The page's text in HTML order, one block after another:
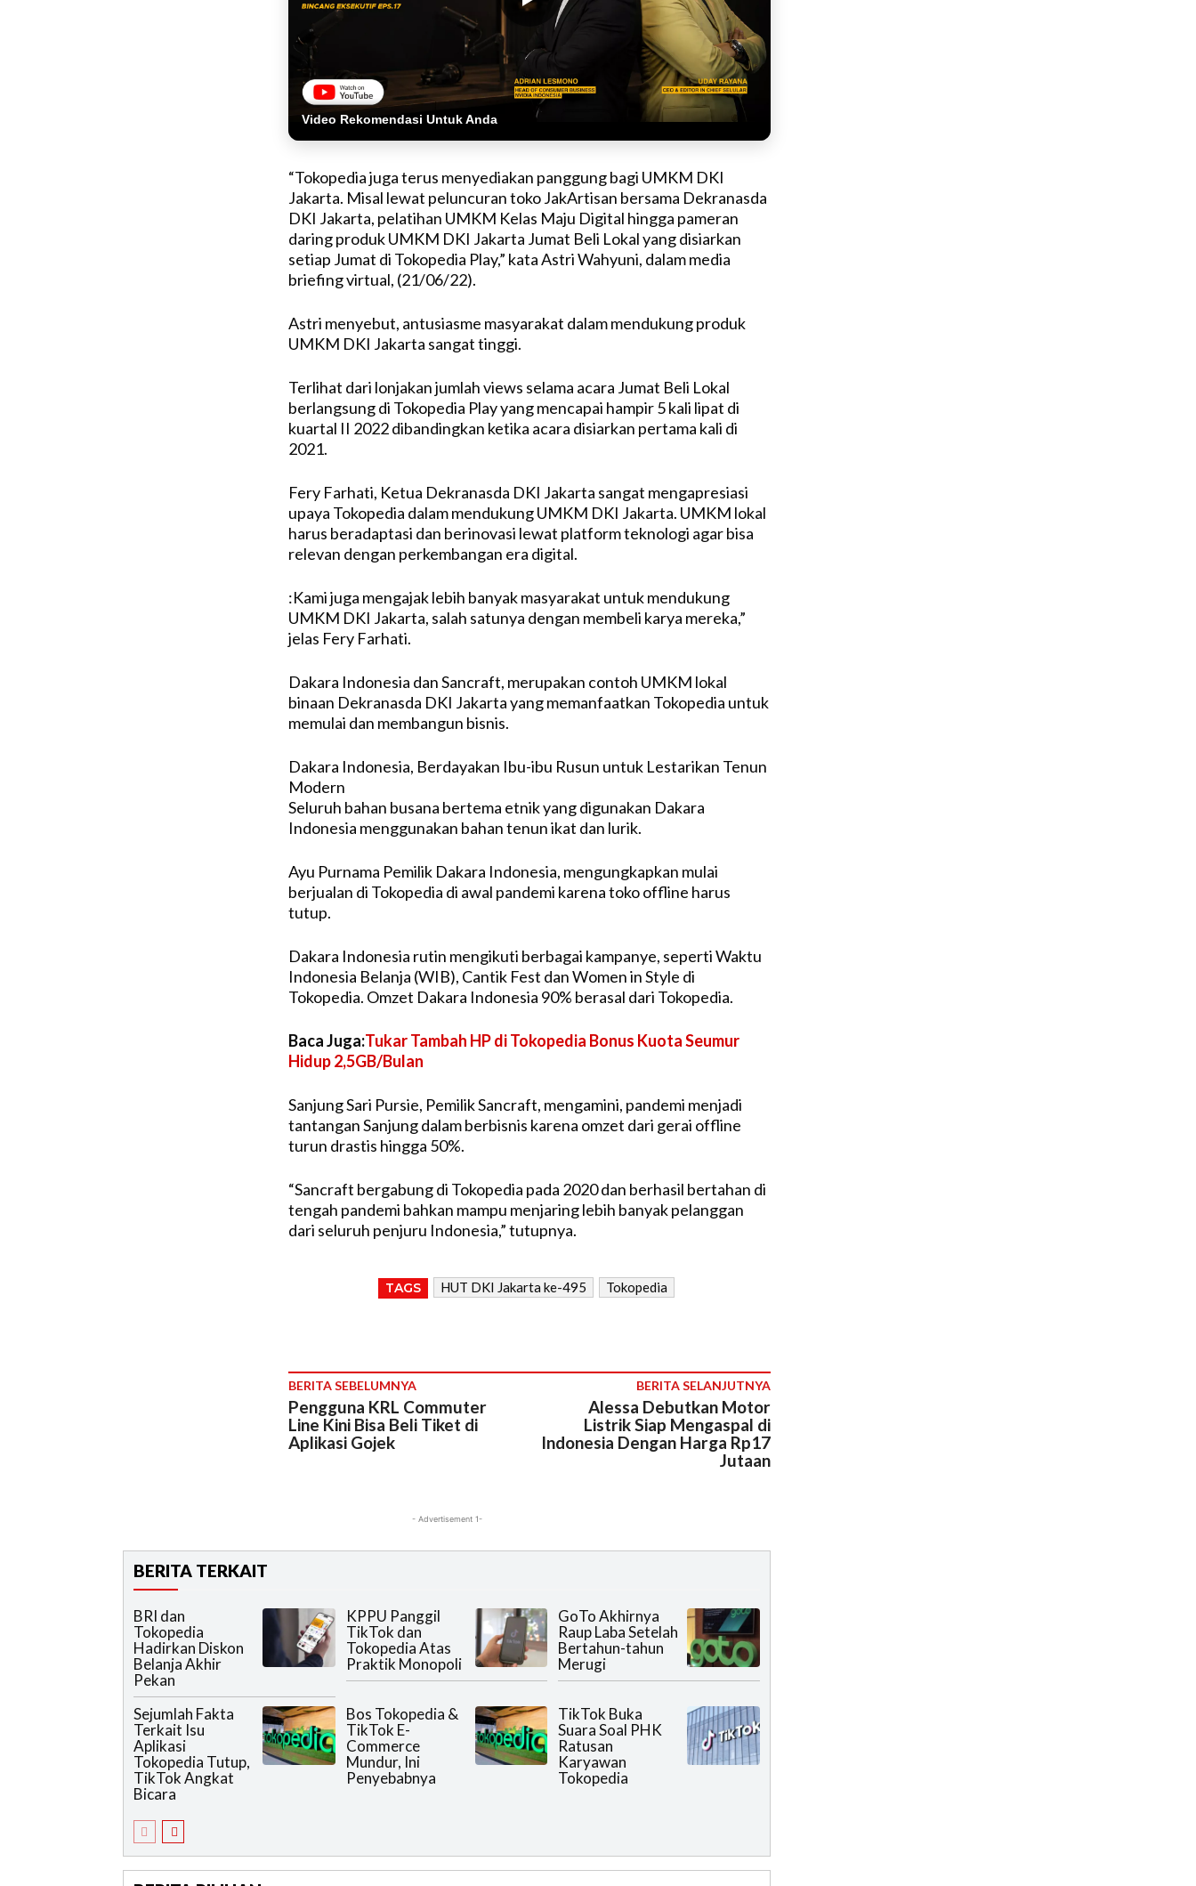
Video Rekomendasi Untuk Anda
“Tokopedia juga terus menyediakan panggung bagi UMKM DKI
Jakarta. Misal lewat peluncuran toko JakArtisan bersama Dekranasda
DKI Jakarta, pelatihan UMKM Kelas Maju Digital hingga pameran
daring produk UMKM DKI Jakarta Jumat Beli Lokal yang disiarkan
setiap Jumat di Tokopedia Play,” kata Astri Wahyuni, dalam media
briefing virtual, (21/06/22).
Astri menyebut, antusiasme masyarakat dalam mendukung produk
UMKM DKI Jakarta sangat tinggi.
Terlihat dari lonjakan jumlah views selama acara Jumat Beli Lokal
berlangsung di Tokopedia Play yang mencapai hampir 5 kali lipat di
kuartal II 2022 dibandingkan ketika acara disiarkan pertama kali di
2021.
Fery Farhati, Ketua Dekranasda DKI Jakarta sangat mengapresiasi
upaya Tokopedia dalam mendukung UMKM DKI Jakarta. UMKM lokal
harus beradaptasi dan berinovasi lewat platform teknologi agar bisa
relevan dengan perkembangan era digital.
:Kami juga mengajak lebih banyak masyarakat untuk mendukung
UMKM DKI Jakarta, salah satunya dengan membeli karya mereka,”
jelas Fery Farhati.
Dakara Indonesia dan Sancraft, merupakan contoh UMKM lokal
binaan Dekranasda DKI Jakarta yang memanfaatkan Tokopedia untuk
memulai dan membangun bisnis.
Dakara Indonesia, Berdayakan Ibu-ibu Rusun untuk Lestarikan Tenun
Modern
Seluruh bahan busana bertema etnik yang digunakan Dakara
Indonesia menggunakan bahan tenun ikat dan lurik.
Ayu Purnama Pemilik Dakara Indonesia, mengungkapkan mulai
berjualan di Tokopedia di awal pandemi karena toko offline harus
tutup.
Dakara Indonesia rutin mengikuti berbagai kampanye, seperti Waktu
Indonesia Belanja (WIB), Cantik Fest dan Women in Style di
Tokopedia. Omzet Dakara Indonesia 90% berasal dari Tokopedia.
Baca Juga:Tukar Tambah HP di Tokopedia Bonus Kuota Seumur
Hidup 2,5GB/Bulan
Sanjung Sari Pursie, Pemilik Sancraft, mengamini, pandemi menjadi
tantangan Sanjung dalam berbisnis karena omzet dari gerai offline
turun drastis hingga 50%.
“Sancraft bergabung di Tokopedia pada 2020 dan berhasil bertahan di
tengah pandemi bahkan mampu menjaring lebih banyak pelanggan
dari seluruh penjuru Indonesia,” tutupnya.
TAGS HUT DKI Jakarta ke-495 Tokopedia
BERITA SEBELUMNYA
Pengguna KRL Commuter
Line Kini Bisa Beli Tiket di
Aplikasi Gojek
BERITA SELANJUTNYA
Alessa Debutkan Motor
Listrik Siap Mengaspal di
Indonesia Dengan Harga Rp17
Jutaan
- Advertisement 1-
BERITA TERKAIT
BRI dan
Tokopedia
Hadirkan Diskon
Belanja Akhir
Pekan
KPPU Panggil
TikTok dan
Tokopedia Atas
Praktik Monopoli
GoTo Akhirnya
Raup Laba Setelah
Bertahun-tahun
Merugi
Sejumlah Fakta
Terkait Isu
Aplikasi
Tokopedia Tutup,
TikTok Angkat
Bicara
Bos Tokopedia &
TikTok E-
Commerce
Mundur, Ini
Penyebabnya
TikTok Buka
Suara Soal PHK
Ratusan
Karyawan
Tokopedia